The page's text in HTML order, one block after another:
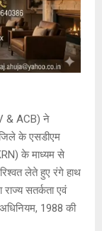
& ACB) ने
जिले के एसडीएम
के माध्यम से
लेते हुए रंगे हाथ
सतर्कता एवं
अधिनियम, 1988 की